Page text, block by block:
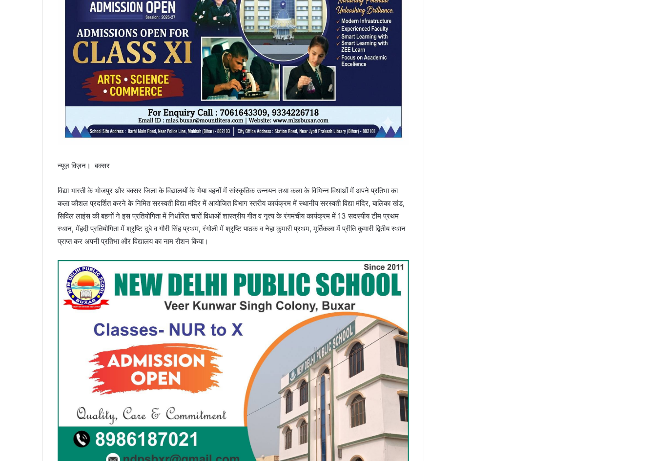
न्यूज़ विज़न। बक्सर
विद्या भारती के भोजपुर और बक्सर जिला के विद्यालयों के भैया बहनों में सांस्कृतिक उन्नयन तथा कला के विभिन्न विधाओं में अपने प्रतिभा का
कला कौशल प्रदर्शित करने के निमित सरस्वती विद्या मंदिर में आयोजित विभाग स्तरीय कार्यक्रम में स्थानीय सरस्वती विद्या मंदिर, बालिका खंड,
सिविल लाइंस की बहनों ने इस प्रतियोगिता में निर्धारित चारों विधाओं शास्त्रीय गीत व नृत्य के रंगमंचीय कार्यक्रम में 13 सदस्यीय टीम प्रथम
स्थान, मेंहदी प्रतियोगिता में श्रृष्टि दुबे व गौरी सिंह प्रथम, रंगोली में श्रृष्टि पाठक व नेहा कुमारी प्रथम, मूर्तिकला में प्रीति कुमारी द्वितीय स्थान
प्राप्त कर अपनी प्रतिभा और विद्यालय का नाम रौशन किया।